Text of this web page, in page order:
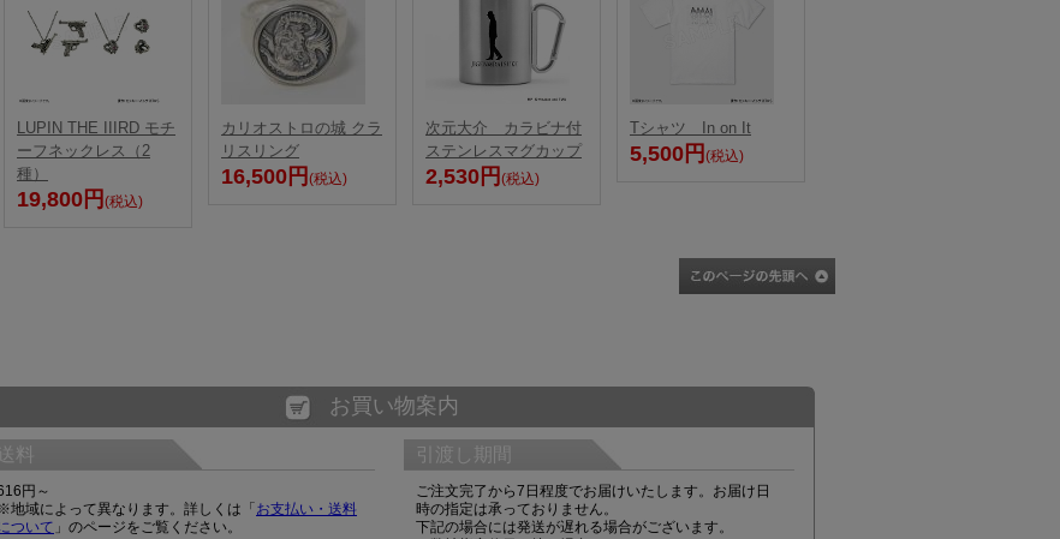
LUPIN THE IIIRD モチ
ーフネックレス（2
種）
19,800円 (税込)
カリオストロの城 クラ
リスリング
16,500円 (税込)
次元大介 カラビナ付
ステンレスマグカップ
2,530円 (税込)
Tシャツ In on It
5,500円 (税込)